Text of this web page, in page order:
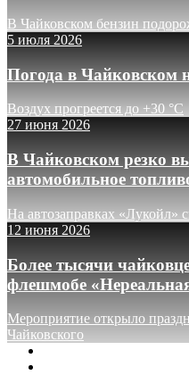
В Чайковском бензин
5 июля 2026
Погода в Чайковском
Воздух прогреется до +30 °C
27 июня 2026
В Чайковском резко
автомобильное
На автозаправках «Лукойл»
12 июня 2026
Более тысячи
флешмобе
Мероприятие открыло
Чайковского